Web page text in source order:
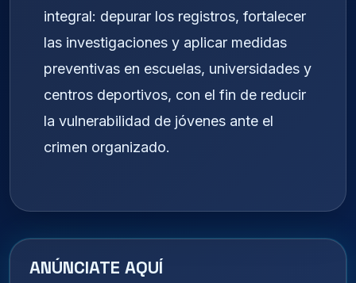
integral: depurar los registros, fortalecer
las investigaciones y aplicar medidas
preventivas en escuelas, universidades y
centros deportivos, con el fin de reducir
la vulnerabilidad de jóvenes ante el
crimen organizado.
ANÚNCIATE AQUÍ